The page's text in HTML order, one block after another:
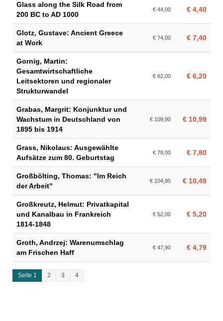
Glass along the Silk Road from
200 BC to AD 1000
€ 44,00 € 4,40
Glotz, Gustave: Ancient Greece
at Work
€ 74,00 € 7,40
Gornig, Martin:
Gesamtwirtschaftliche
Leitsektoren und regionaler
Strukturwandel
€ 62,00 € 6,20
Grabas, Margrit: Konjunktur und
Wachstum in Deutschland von
1895 bis 1914
€ 109,90 € 10,99
Grass, Nikolaus: Ausgewählte
Aufsätze zum 80. Geburtstag
€ 78,00 € 7,80
Großbölting, Thomas: "Im Reich
der Arbeit"
€ 104,95 € 10,49
Großkreutz, Helmut: Privatkapital
und Kanalbau in Frankreich
1814-1848
€ 52,00 € 5,20
Groth, Andrzej: Warenumschlag
am Frischen Haff
€ 47,90 € 4,79
Seite 1 2 3 4